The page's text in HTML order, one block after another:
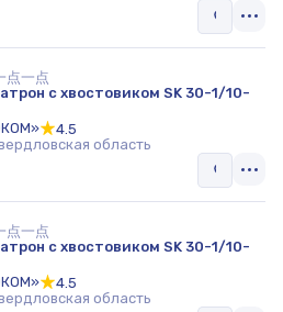
点一点
с хвостовиком SK 30-1/10-
4.5
область
点一点
с хвостовиком SK 30-1/10-
4.5
область